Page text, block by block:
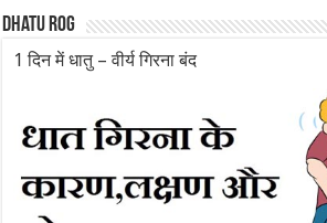
Dhatu rog
1 दिन में धातु – वीर्य गिरना बंद